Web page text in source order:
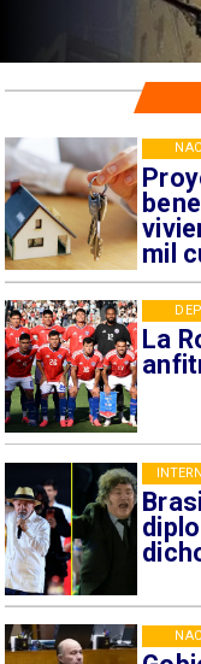
mil
La